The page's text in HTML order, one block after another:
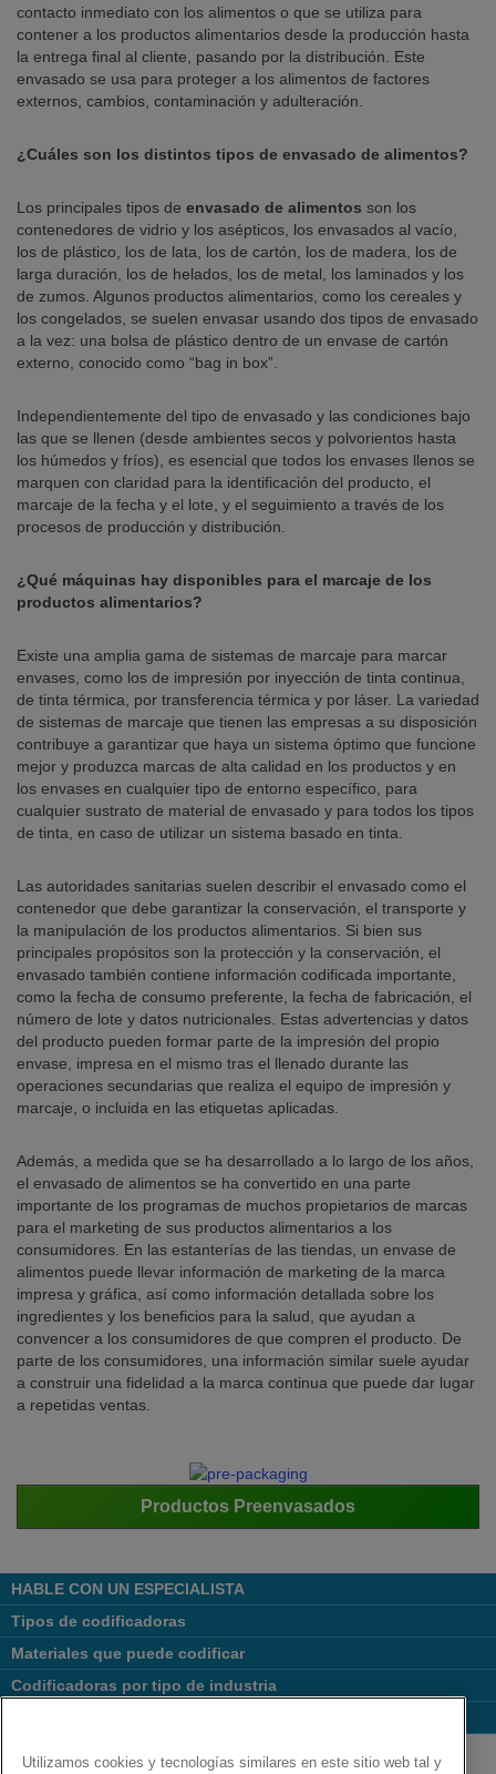
contacto inmediato con los alimentos o que se utiliza para
contener a los productos alimentarios desde la producción hasta
la entrega final al cliente, pasando por la distribución. Este
envasado se usa para proteger a los alimentos de factores
externos, cambios, contaminación y adulteración.
¿Cuáles son los distintos tipos de envasado de alimentos?
Los principales tipos de envasado de alimentos son los
contenedores de vidrio y los asépticos, los envasados al vacío,
los de plástico, los de lata, los de cartón, los de madera, los de
larga duración, los de helados, los de metal, los laminados y los
de zumos. Algunos productos alimentarios, como los cereales y
los congelados, se suelen envasar usando dos tipos de envasado
a la vez: una bolsa de plástico dentro de un envase de cartón
externo, conocido como “bag in box”.
Independientemente del tipo de envasado y las condiciones bajo
las que se llenen (desde ambientes secos y polvorientos hasta
los húmedos y fríos), es esencial que todos los envases llenos se
marquen con claridad para la identificación del producto, el
marcaje de la fecha y el lote, y el seguimiento a través de los
procesos de producción y distribución.
¿Qué máquinas hay disponibles para el marcaje de los
productos alimentarios?
Existe una amplia gama de sistemas de marcaje para marcar
envases, como los de impresión por inyección de tinta continua,
de tinta térmica, por transferencia térmica y por láser. La variedad
de sistemas de marcaje que tienen las empresas a su disposición
contribuye a garantizar que haya un sistema óptimo que funcione
mejor y produzca marcas de alta calidad en los productos y en
los envases en cualquier tipo de entorno específico, para
cualquier sustrato de material de envasado y para todos los tipos
de tinta, en caso de utilizar un sistema basado en tinta.
Las autoridades sanitarias suelen describir el envasado como el
contenedor que debe garantizar la conservación, el transporte y
la manipulación de los productos alimentarios. Si bien sus
principales propósitos son la protección y la conservación, el
envasado también contiene información codificada importante,
como la fecha de consumo preferente, la fecha de fabricación, el
número de lote y datos nutricionales. Estas advertencias y datos
del producto pueden formar parte de la impresión del propio
envase, impresa en el mismo tras el llenado durante las
operaciones secundarias que realiza el equipo de impresión y
marcaje, o incluida en las etiquetas aplicadas.
Además, a medida que se ha desarrollado a lo largo de los años,
el envasado de alimentos se ha convertido en una parte
importante de los programas de muchos propietarios de marcas
para el marketing de sus productos alimentarios a los
consumidores. En las estanterías de las tiendas, un envase de
alimentos puede llevar información de marketing de la marca
impresa y gráfica, así como información detallada sobre los
ingredientes y los beneficios para la salud, que ayudan a
convencer a los consumidores de que compren el producto. De
parte de los consumidores, una información similar suele ayudar
a construir una fidelidad a la marca continua que puede dar lugar
a repetidas ventas.
Productos Preenvasados
HABLE CON UN ESPECIALISTA
Tipos de codificadoras
Materiales que puede codificar
Codificadoras por tipo de industria
Utilizamos cookies y tecnologías similares en este sitio web tal y